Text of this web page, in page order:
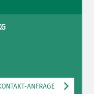
ANFRAGE